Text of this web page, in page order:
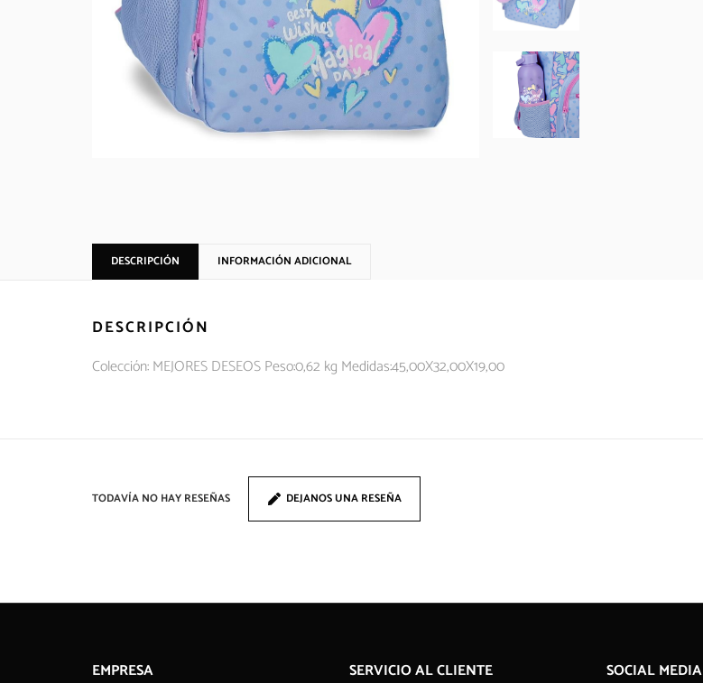
DESCRIPCIÓN INFORMACIÓN ADICIONAL
DESCRIPCIÓN
Colección: MEJORES DESEOS Peso:0,62 kg Medidas:45,00X32,00X19,00
TODAVÍA NO HAY RESEÑAS DEJANOS UNA RESEÑA
EMPRESA SERVICIO AL CLIENTE SOCIAL MEDIA